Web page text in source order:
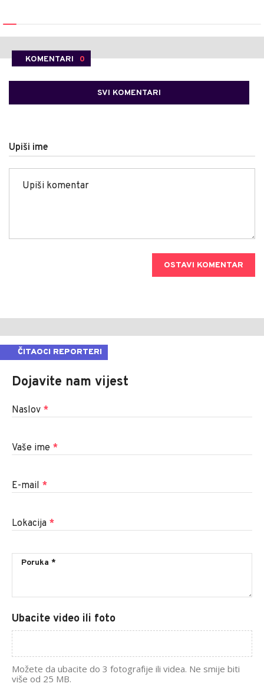
KOMENTARI 0
SVI KOMENTARI
Upiši ime
OSTAVI KOMENTAR
ČITAOCI REPORTERI
Dojavite nam vijest
Naslov *
Vaše ime *
E-mail *
Lokacija *
Ubacite video ili foto
Možete da ubacite do 3 fotografije ili videa. Ne smije biti
više od 25 MB.